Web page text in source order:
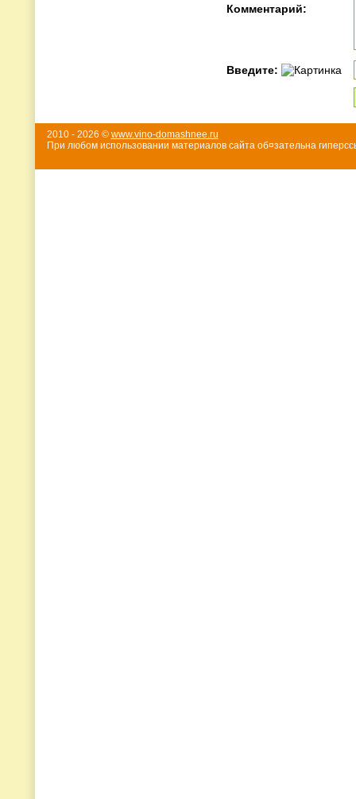
Комментарий:
Введите:
2010 - 2026 © www.vino-domashnee.ru
При любом использовании материалов сайта об¤зательна